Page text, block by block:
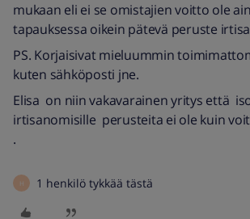
mukaan eli ei se omistajien voitto ole
tapauksessa oikein pätevä peruste
PS. Korjaisivat mieluummin
kuten sähköposti jne.
Elisa on niin vakavarainen yritys että
irtisanomisille perusteita ei ole kuin
.
H 1 henkilö tykkää tästä